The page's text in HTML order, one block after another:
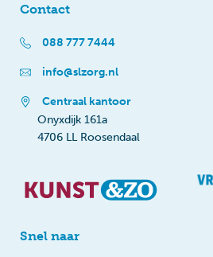
Contact
088 777 7444
info@slzorg.nl
Centraal kantoor
Onyxdijk 161a
4706 LL Roosendaal
Snel naar